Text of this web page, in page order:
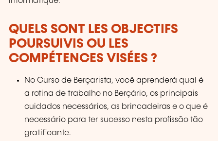
QUELS SONT LES OBJECTIFS
POURSUIVIS OU LES
COMPÉTENCES VISÉES ?
No Curso de Berçarista, você aprenderá qual é
a rotina de trabalho no Berçário, os principais
cuidados necessários, as brincadeiras e o que é
necessário para ter sucesso nesta profissão tão
gratificante.